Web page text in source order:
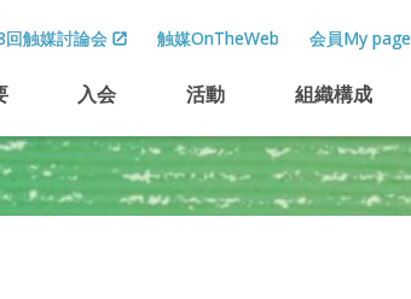
回触媒討論会 触媒OnTheWeb 会員My page
入会 活動 組織構成